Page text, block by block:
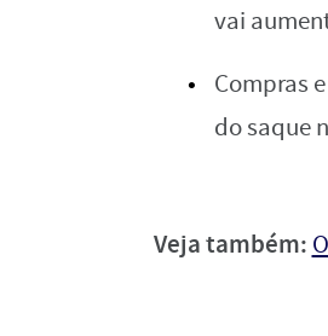
vai
Compras
do saque
Veja também: